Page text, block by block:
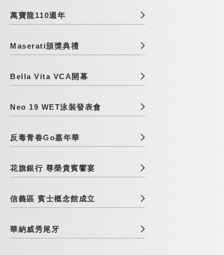
萬寶龍110週年
Maserati頒獎典禮
Bella Vita VCA開幕
Neo 19 WET泳裝發表會
反毒青春Go嘉年華
花旗銀行 尊榮貴賓饗宴
信義區 賓士概念館成立
華納威秀尾牙